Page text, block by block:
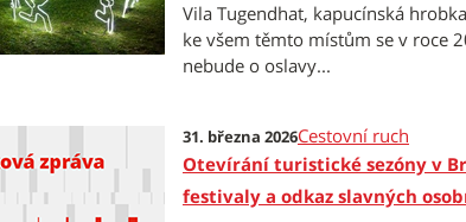
Vila Tugendhat, kapucínská
ke všem těmto místům se v roce
nebude o oslavy...
31. března 2026Cestovní ruch
Otevírání turistické sezóny v
festivaly a odkaz slavných